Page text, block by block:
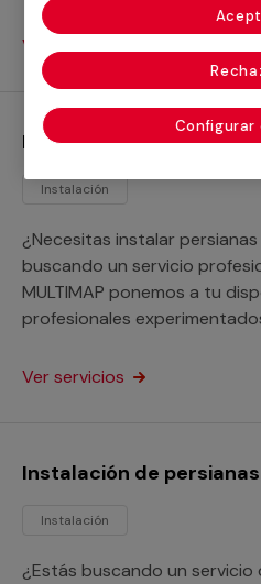
modelos en persianas
Ver servicios
Instalación de
Instalación
¿Necesitas instalar persianas metálicas? ¿Estás
buscando un servicio
MULTIMAP ponemos a tu
profesionales
Ver servicios
Instalación de
Instalación
¿Estás buscando un servicio
Configurar